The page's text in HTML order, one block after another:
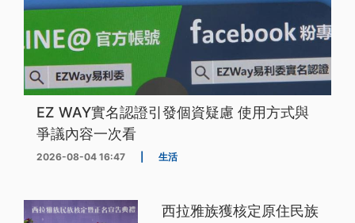
EZ WAY實名認證引發個資疑慮 使用方式與
爭議內容一次看
2026-08-04 16:47 生活
西拉雅族獲核定原住民族